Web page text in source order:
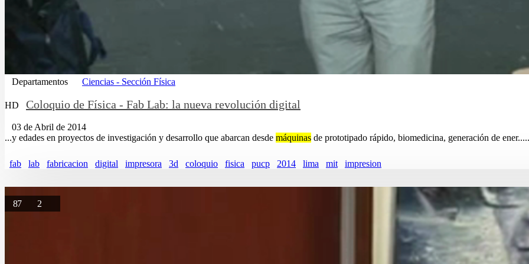
Departamentos Ciencias - Sección Física
HD Coloquio de Física - Fab Lab: la nueva revolución digital
03 de Abril de 2014
...y edades en proyectos de investigación y desarrollo que abarcan desde máquinas de prototipado rápido, biomedicina, generación de
fab lab fabricacion digital impresora 3d coloquio fisica pucp 2014 lima mit impresion
87 2